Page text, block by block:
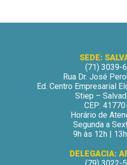
SEDE:
(71) 3039-
Rua Dr. José
Ed. Centro Empresarial
Stiep –
CEP:
Horário de
Segunda a
9h às 12h |
DELEGACIA: